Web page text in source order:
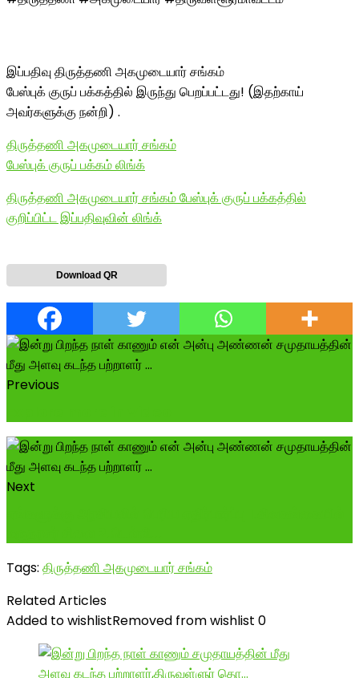
இப்பதிவு திருத்தணி அகமுடையார் சங்கம்
பேஸ்புக் குருப் பக்கத்தில் இருந்து பெறப்பட்டது! (இதற்காய்
அவர்களுக்கு நன்றி) .
திருத்தணி அகமுடையார் சங்கம்
பேஸ்புக் குருப் பக்கம் லிங்க்
திருத்தணி அகமுடையார் சங்கம் பேஸ்புக் குருப் பக்கத்தில்
குறிப்பிட்ட இப்பதிவுவின் லிங்க்
Download QR
Previous
Next
Tags: திருத்தணி அகமுடையார் சங்கம்
Related Articles
Added to wishlistRemoved from wishlist 0